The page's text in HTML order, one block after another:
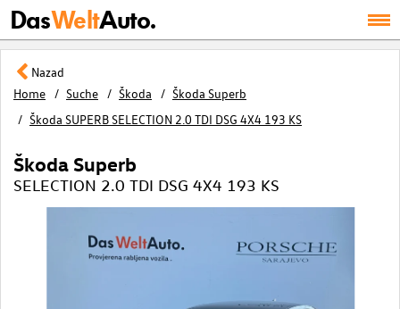
DasWeltAuto.
Nazad
Home
Suche Škoda
Škoda Superb
Škoda SUPERB SELECTION 2.0 TDI DSG 4X4 193 KS
Škoda Superb
SELECTION 2.0 TDI DSG 4X4 193 KS